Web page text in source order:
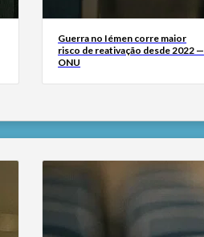
Guerra no Iémen corre maior
risco de reativação desde 2022 —
ONU